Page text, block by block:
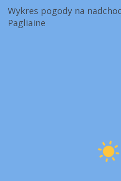
Wykres pogody na
Pagliaine